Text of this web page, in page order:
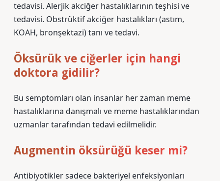
tedavisi. Alerjik akciğer hastalıklarının teşhisi ve
tedavisi. Obstrüktif akciğer hastalıkları (astım,
KOAH, bronşektazi) tanı ve tedavi.
Öksürük ve ciğerler için hangi
doktora gidilir?
Bu semptomları olan insanlar her zaman meme
hastalıklarına danışmalı ve meme hastalıklarından
uzmanlar tarafından tedavi edilmelidir.
Augmentin öksürüğü keser mi?
Antibiyotikler sadece bakteriyel enfeksiyonları